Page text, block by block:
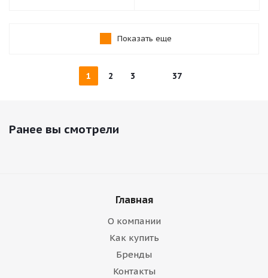
Показать еще
1 2 3 37
Ранее вы смотрели
Главная
О компании
Как купить
Бренды
Контакты